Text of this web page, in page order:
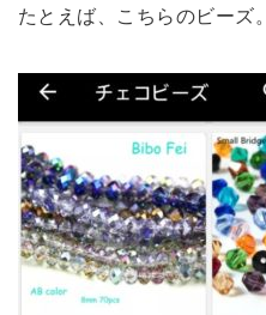
たとえば、こちらのビーズ。